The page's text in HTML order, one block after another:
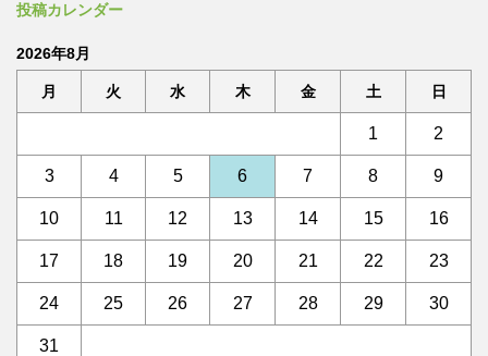
投稿カレンダー
2026年8月
月 火 水 木 金 土 日
1 2
3 4 5 6 7 8 9
10 11 12 13 14 15 16
17 18 19 20 21 22 23
24 25 26 27 28 29 30
31